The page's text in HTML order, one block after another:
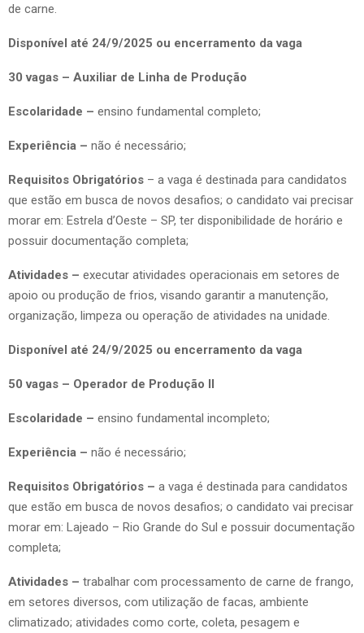
de carne.
Disponível até 24/9/2025 ou encerramento da vaga
30 vagas – Auxiliar de Linha de Produção
Escolaridade – ensino fundamental completo;
Experiência – não é necessário;
Requisitos Obrigatórios – a vaga é destinada para candidatos
que estão em busca de novos desafios; o candidato vai precisar
morar em: Estrela d’Oeste – SP, ter disponibilidade de horário e
possuir documentação completa;
Atividades – executar atividades operacionais em setores de
apoio ou produção de frios, visando garantir a manutenção,
organização, limpeza ou operação de atividades na unidade.
Disponível até 24/9/2025 ou encerramento da vaga
50 vagas – Operador de Produção II
Escolaridade – ensino fundamental incompleto;
Experiência – não é necessário;
Requisitos Obrigatórios – a vaga é destinada para candidatos
que estão em busca de novos desafios; o candidato vai precisar
morar em: Lajeado – Rio Grande do Sul e possuir documentação
completa;
Atividades – trabalhar com processamento de carne de frango,
em setores diversos, com utilização de facas, ambiente
climatizado; atividades como corte, coleta, pesagem e